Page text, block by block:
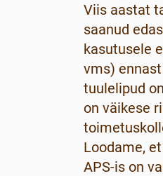
Viis aastat
saanud
kasutusele
vms)
tuulelipud
on väikese
Loodame,
APS-is on